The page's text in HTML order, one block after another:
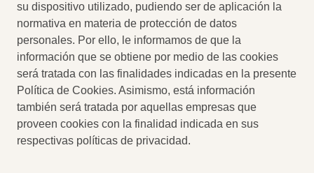
su dispositivo utilizado, pudiendo ser de aplicación la
normativa en materia de protección de datos
personales. Por ello, le informamos de que la
información que se obtiene por medio de las cookies
será tratada con las finalidades indicadas en la presente
Política de Cookies. Asimismo, está información
también será tratada por aquellas empresas que
proveen cookies con la finalidad indicada en sus
respectivas políticas de privacidad.